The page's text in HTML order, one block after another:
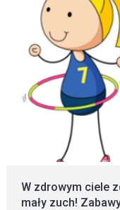
W zdrowym ciele
mały zuch!